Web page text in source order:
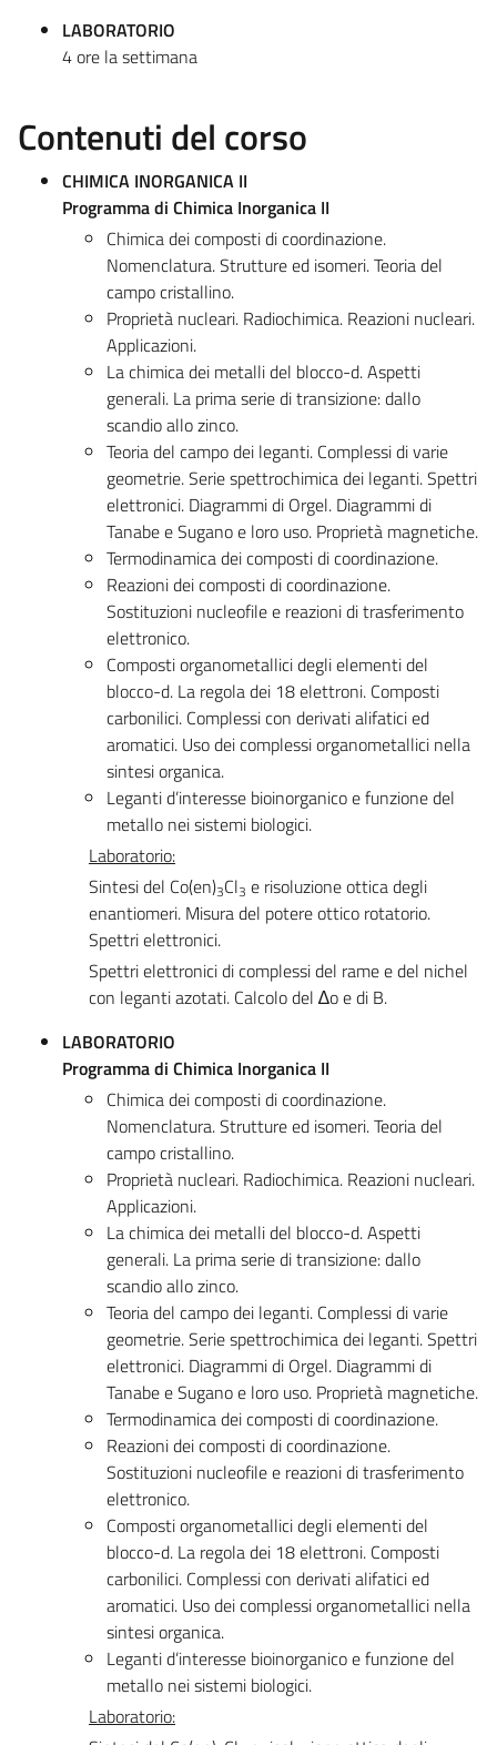
LABORATORIO
4 ore la settimana
Contenuti del corso
CHIMICA INORGANICA II
Programma di Chimica Inorganica II
Chimica dei composti di coordinazione.
Nomenclatura. Strutture ed isomeri. Teoria del
campo cristallino.
Proprietà nucleari. Radiochimica. Reazioni nucleari.
Applicazioni.
La chimica dei metalli del blocco-d. Aspetti
generali. La prima serie di transizione: dallo
scandio allo zinco.
Teoria del campo dei leganti. Complessi di varie
geometrie. Serie spettrochimica dei leganti. Spettri
elettronici. Diagrammi di Orgel. Diagrammi di
Tanabe e Sugano e loro uso. Proprietà magnetiche.
Termodinamica dei composti di coordinazione.
Reazioni dei composti di coordinazione.
Sostituzioni nucleofile e reazioni di trasferimento
elettronico.
Composti organometallici degli elementi del
blocco-d. La regola dei 18 elettroni. Composti
carbonilici. Complessi con derivati alifatici ed
aromatici. Uso dei complessi organometallici nella
sintesi organica.
Leganti d’interesse bioinorganico e funzione del
metallo nei sistemi biologici.
Laboratorio:
Sintesi del Co(en)3Cl3 e risoluzione ottica degli
enantiomeri. Misura del potere ottico rotatorio.
Spettri elettronici.
Spettri elettronici di complessi del rame e del nichel
con leganti azotati. Calcolo del ∆o e di B.
LABORATORIO
Programma di Chimica Inorganica II
Chimica dei composti di coordinazione.
Nomenclatura. Strutture ed isomeri. Teoria del
campo cristallino.
Proprietà nucleari. Radiochimica. Reazioni nucleari.
Applicazioni.
La chimica dei metalli del blocco-d. Aspetti
generali. La prima serie di transizione: dallo
scandio allo zinco.
Teoria del campo dei leganti. Complessi di varie
geometrie. Serie spettrochimica dei leganti. Spettri
elettronici. Diagrammi di Orgel. Diagrammi di
Tanabe e Sugano e loro uso. Proprietà magnetiche.
Termodinamica dei composti di coordinazione.
Reazioni dei composti di coordinazione.
Sostituzioni nucleofile e reazioni di trasferimento
elettronico.
Composti organometallici degli elementi del
blocco-d. La regola dei 18 elettroni. Composti
carbonilici. Complessi con derivati alifatici ed
aromatici. Uso dei complessi organometallici nella
sintesi organica.
Leganti d’interesse bioinorganico e funzione del
metallo nei sistemi biologici.
Laboratorio: